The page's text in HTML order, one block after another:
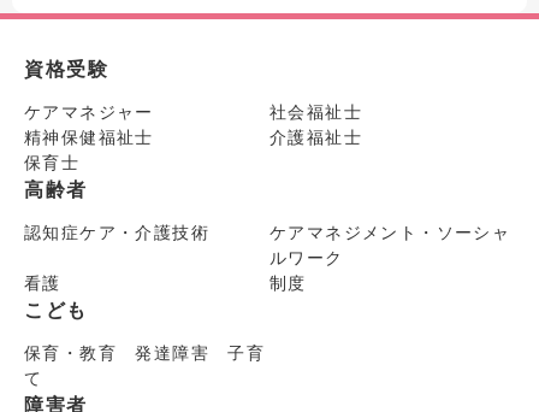
資格受験
ケアマネジャー
社会福祉士
精神保健福祉士
介護福祉士
保育士
高齢者
認知症ケア・介護技術
ケアマネジメント・ソーシャ
ルワーク
看護
制度
こども
保育・教育 発達障害 子育
て
障害者